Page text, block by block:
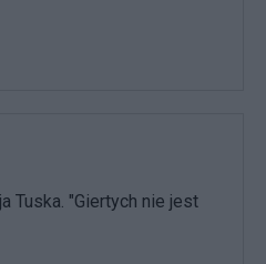
Tuska. "Giertych nie jest